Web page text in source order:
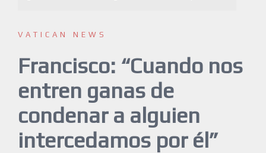
VATICAN NEWS
Francisco: “Cuando nos
entren ganas de
condenar a alguien
intercedamos por él”